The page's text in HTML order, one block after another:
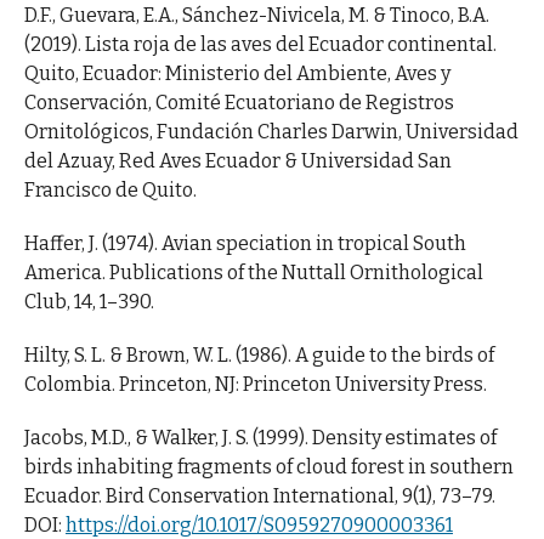
D.F., Guevara, E.A., Sánchez-Nivicela, M. & Tinoco, B.A.
(2019). Lista roja de las aves del Ecuador continental.
Quito, Ecuador: Ministerio del Ambiente, Aves y
Conservación, Comité Ecuatoriano de Registros
Ornitológicos, Fundación Charles Darwin, Universidad
del Azuay, Red Aves Ecuador & Universidad San
Francisco de Quito.
Haffer, J. (1974). Avian speciation in tropical South
America. Publications of the Nuttall Ornithological
Club, 14, 1–390.
Hilty, S. L. & Brown, W. L. (1986). A guide to the birds of
Colombia. Princeton, NJ: Princeton University Press.
Jacobs, M.D., & Walker, J. S. (1999). Density estimates of
birds inhabiting fragments of cloud forest in southern
Ecuador. Bird Conservation International, 9(1), 73–79.
DOI: https://doi.org/10.1017/S0959270900003361